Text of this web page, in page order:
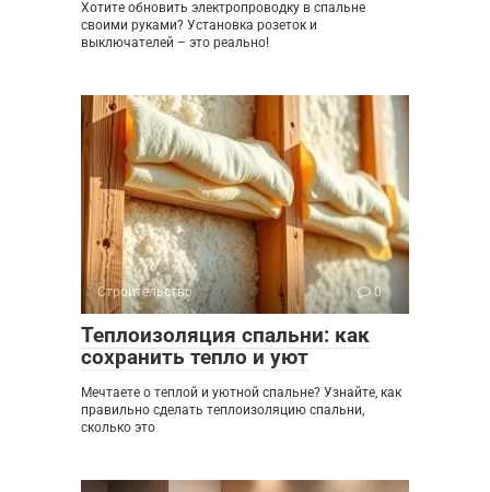
Хотите обновить электропроводку в спальне
своими руками? Установка розеток и
выключателей – это реально!
Строительство 0
Теплоизоляция спальни: как
сохранить тепло и уют
Мечтаете о теплой и уютной спальне? Узнайте, как
правильно сделать теплоизоляцию спальни,
сколько это